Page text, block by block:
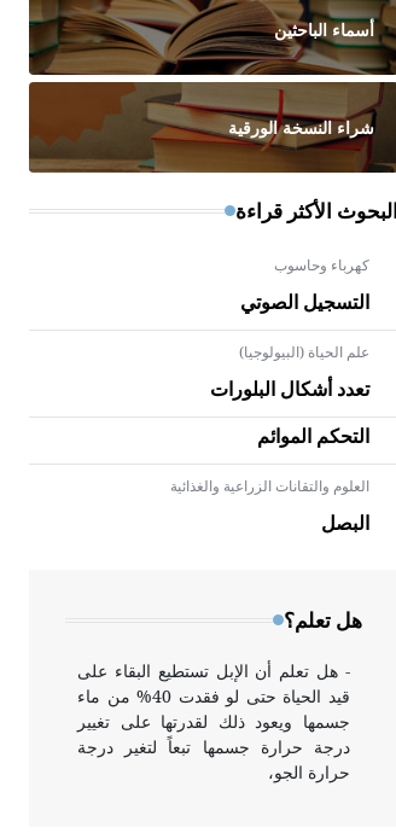
أسماء الباحثين
شراء النسخة الورقية
البحوث الأكثر قراءة
كهرباء وحاسوب
التسجيل الصوتي
علم الحياة (البيولوجيا)
تعدد أشكال البلورات
التحكم الموائم
العلوم والتقانات الزراعية والغذائية
البصل
هل تعلم؟
- هل تعلم أن الأبلق نوع من الفنون
الهندسية التي ارتبطت بالعمارة
الإسلامية في بلاد الشام ومصر خاصة،
- هل تعلم أن الإبل تستطيع البقاء على
قيد الحياة حتى لو فقدت 40% من ماء
جسمها ويعود ذلك لقدرتها على تغيير
درجة حرارة جسمها تبعاً لتغير درجة
حرارة الجو،